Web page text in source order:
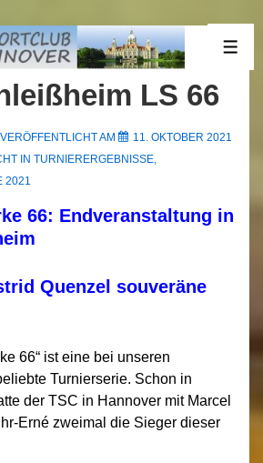
LS 66
VERÖFFENTLICHT AM
11. OKTOBER 2021
IN TURNIERERGEBNISSE,
2021
66: Endveranstaltung in
Quenzel souveräne
66“ ist eine bei unseren
Turnierserie. Schon in
der TSC in Hannover mit Marcel
Erné zweimal die Sieger dieser